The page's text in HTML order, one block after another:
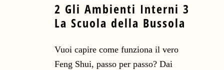
2 Gli Ambienti Interni 3
La Scuola della Bussola
Vuoi capire come funziona il vero
Feng Shui, passo per passo? Dai